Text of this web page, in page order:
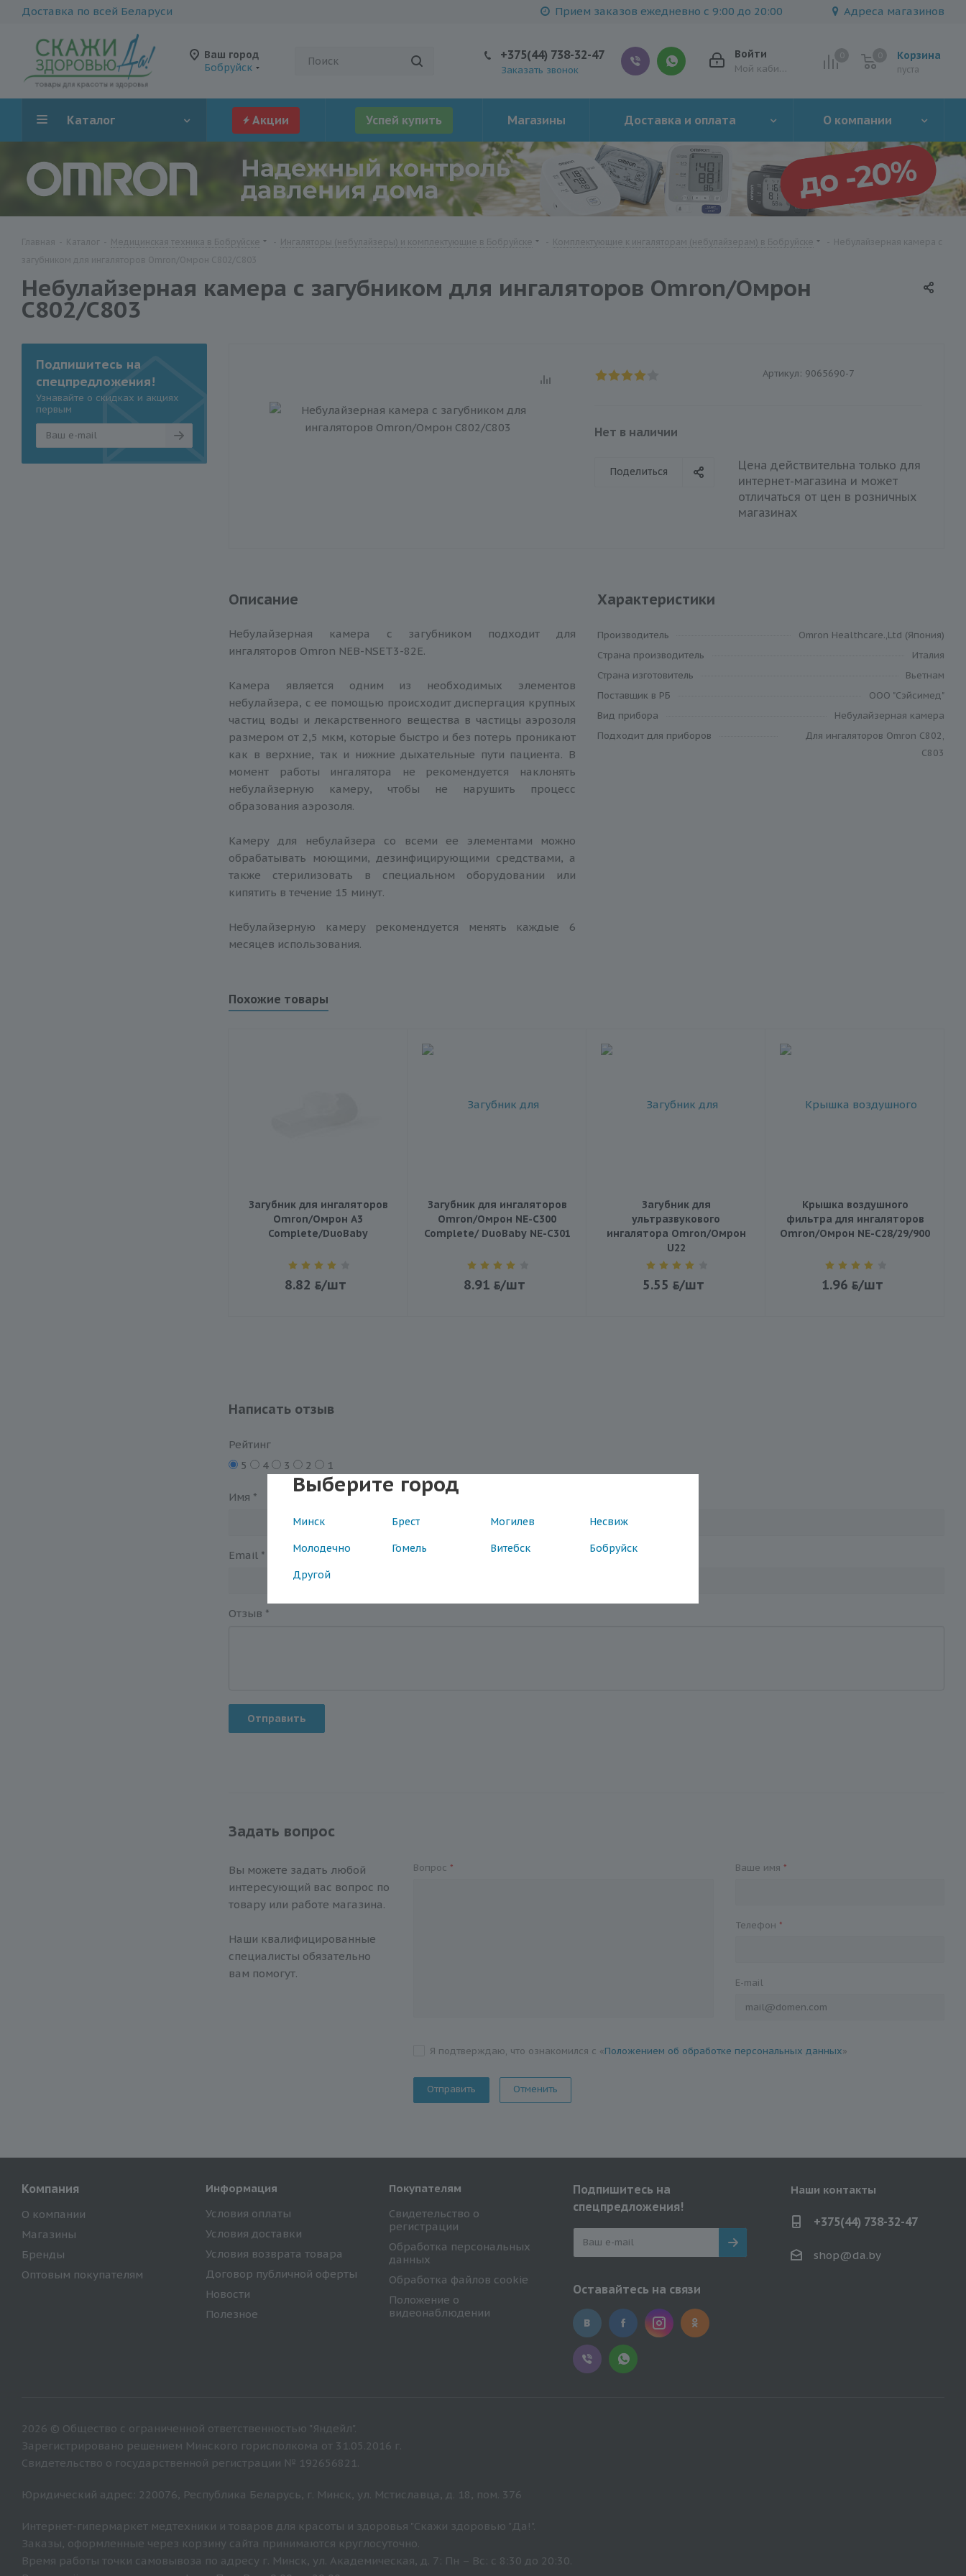
Выберите город
Минск Брест Могилев Несвиж
Молодечно Гомель Витебск Бобруйск
Другой
Доставка по всей Беларуси Прием заказов ежедневно с 9:00 до 20:00 Адреса магазинов
Ваш город
Бобруйск
Корзина
пуста
Войти
Мой кабинет
+375(44) 738-32-47
Заказать звонок
Каталог Акции Успей купить Магазины Доставка и оплата О компании
Небулайзерная камера с загубником для ингаляторов Omron/Омрон
C802/C803
Артикул: 9065690-7
Нет в наличии
Поделиться
Цена действительна только для
интернет-магазина и может
отличаться от цен в розничных
магазинах
Описание
Небулайзерная камера с загубником подходит для
ингаляторов Omron NEB-NSET3-82E.
Камера является одним из необходимых элементов
небулайзера, с ее помощью происходит диспергация крупных
частиц воды и лекарственного вещества в частицы аэрозоля
размером от 2,5 мкм, которые быстро и без потерь проникают
как в верхние, так и нижние дыхательные пути пациента. В
момент работы ингалятора не рекомендуется наклонять
небулайзерную камеру, чтобы не нарушить процесс
образования аэрозоля.
Камеру для небулайзера со всеми ее элементами можно
обрабатывать моющими, дезинфицирующими средствами, а
также стерилизовать в специальном оборудовании или
кипятить в течение 15 минут.
Небулайзерную камеру рекомендуется менять каждые 6
месяцев использования.
Характеристики
Производитель
Omron Healthcare.,Ltd (Япония)
Cтрана производитель
Италия
Страна изготовитель
Вьетнам
Поставщик в РБ
ООО "Сэйсимед"
Вид прибора
Небулайзерная камера
Подходит для приборов
Для ингаляторов Omron С802,
С803
Похожие товары
Загубник для ингаляторов
Omron/Омрон A3
Complete/DuoBaby
8.82 /шт
Загубник для ингаляторов
Omron/Омрон NE-C300
Complete/ DuoBaby NE-C301
8.91 /шт
Загубник для
ультразвукового
ингалятора Omron/Омрон
U22
5.55 /шт
Крышка воздушного
фильтра для ингаляторов
Omron/Омрон NE-C28/29/900
1.96 /шт
Написать отзыв
Рейтинг
5
4 3 2 1
Имя *
Email *
Отзыв *
Отправить
Задать вопрос
Вы можете задать любой
интересующий вас вопрос по
товару или работе магазина.
Наши квалифицированные
специалисты обязательно
вам помогут.
Вопрос * Ваше имя*
Телефон*
E-mail
Я подтверждаю, что ознакомился с «Положением об обработке персональных данных»
Отменить
Подпишитесь на
спецпредложения!
Узнавайте о скидках и акциях
первым
Компания
О компании
Магазины
Бренды
Оптовым покупателям
Информация
Условия оплаты
Условия доставки
Условия возврата товара
Договор публичной оферты
Новости
Полезное
Покупателям
Свидетельство о
регистрации
Обработка персональных
данных
Обработка файлов cookie
Положение о
видеонаблюдении
Подпишитесь на
спецпредложения!
Оставайтесь на связи
Наши контакты
+375(44) 738-32-47
shop@da.by
2026 © Общество с ограниченной ответственностью "Яндейл".
Зарегистрировано решением Минского горисполкома от 31.05.2016 г.
Свидетельство о государственной регистрации № 192656821.
Юридический адрес: 220076, Республика Беларусь, г. Минск, ул. Мстиславца, д. 18, пом. 376
Интернет-гипермаркет медтехники и товаров для красоты и здоровья "Скажи здоровью "Да!".
Заказы, оформленные через корзину сайта принимаются круглосуточно.
Время работы точки самовывоза по адресу г. Минск, ул. Академическая, д. 7: Пн – Вс: с 8:30 до 20:30.